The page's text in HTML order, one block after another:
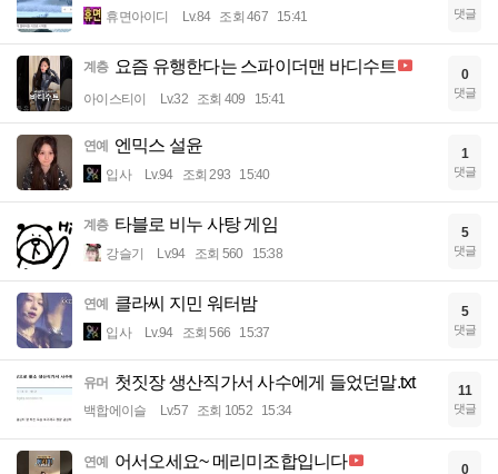
휴면아이디 Lv.84 조회 467 15:41 댓글
계층 요즘 유행한다는 스파이더맨 바디수트
아이스티이 Lv.32 조회 409 15:41
0
댓글
연예 엔믹스 설윤
입사 Lv.94 조회 293 15:40
1
댓글
계층 타블로 비누 사탕 게임
강슬기 Lv.94 조회 560 15:38
5
댓글
연예 클라씨 지민 워터밤
입사 Lv.94 조회 566 15:37
5
댓글
유머 첫짓장 생산직가서 사수에게 들었던말.txt
백합에이슬 Lv.57 조회 1052 15:34
11
댓글
연예 어서오세요~ 메리미조합입니다 0